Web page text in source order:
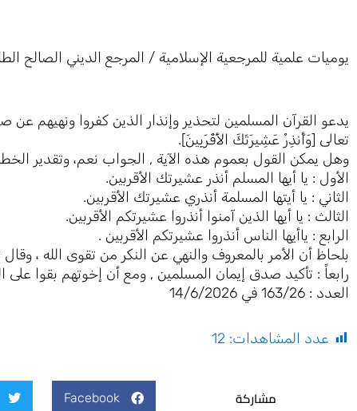
يوميات علمية للمرجعية الإسلامية / المرجع الديني الصالح
يدعو القرآن المسلمين لتحذير وإنذار الذين كفروا ونهيهم
تعالى [وَأَنذِرْ عَشِيرَتَكَ الأَقْرَبِينَ].
وهل يمكن القول بعموم هذه الآية , الجواب نعم، وتقدير
الأول : يا أيها المسلم أنذر عشيرتك الأقربين.
الثاني : يا أيتها المسلمة أنذري عشيرتك الأقربين.
الثالث : يا أيها الذين آمنوا أنذروا عشيرتكم الأقربين.
الرابع : ياأيها الناس أنذروا عشيرتكم الأقربين .
بلحاظ أن الأمر بالمعروف والنهي عن النكر من تقوى الله ، وقال
رابعاً : تأكيد صدق إيمان المسلمين , ومع أن إخوتهم بقوا على
العدد : 163/26 في 14/6/2026
عدد المشاهدات: 12
مشاركة Facebook